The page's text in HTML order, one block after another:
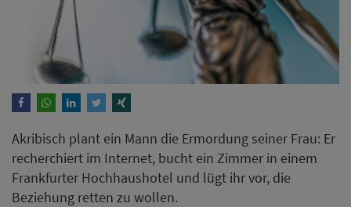
Akribisch plant ein Mann die Ermordung seiner Frau: Er
recherchiert im Internet, bucht ein Zimmer in einem
Frankfurter Hochhaushotel und lügt ihr vor, die
Beziehung retten zu wollen.